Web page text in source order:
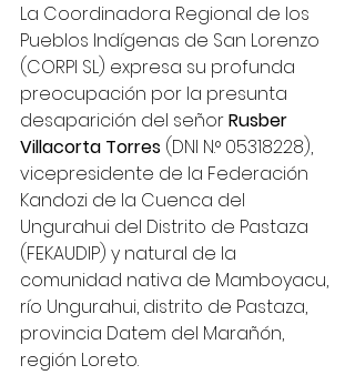
La Coordinadora Regional de los
Pueblos Indígenas de San Lorenzo
(CORPI SL) expresa su profunda
preocupación por la presunta
desaparición del señor Rusber
Villacorta Torres (DNI N.° 05318228),
vicepresidente de la Federación
Kandozi de la Cuenca del
Ungurahui del Distrito de Pastaza
(FEKAUDIP) y natural de la
comunidad nativa de Mamboyacu,
río Ungurahui, distrito de Pastaza,
provincia Datem del Marañón,
región Loreto.